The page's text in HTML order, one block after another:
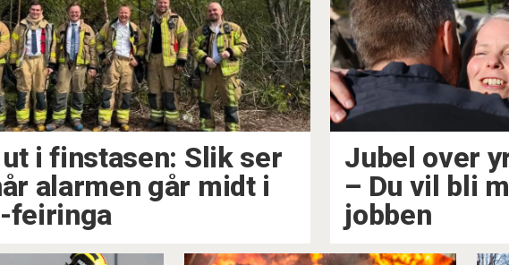
i finstasen: Slik ser
alarmen går midt i
feiringa
Jubel over
– Du vil bli
jobben